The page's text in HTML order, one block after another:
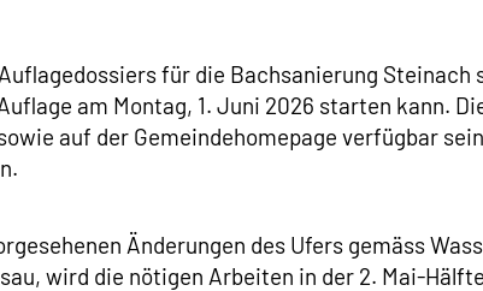
für die Bachsanierung Steinach
am Montag, 1. Juni 2026 starten kann.
auf der Gemeindehomepage verfügbar
Änderungen des Ufers gemäss
wird die nötigen Arbeiten in der 2. Mai-